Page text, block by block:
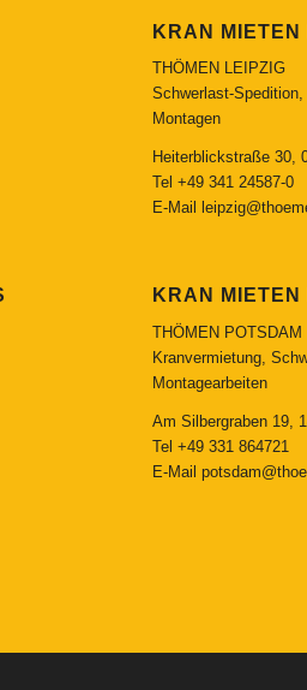
KRAN MIETEN
THÖMEN LEIPZIG
Schwerlast-
Montagen
Heiterblickstraße 30,
Tel +49 341 24587-0
E-Mail
KRAN
THÖMEN POTSDAM
Kranvermietung,
Montagearbeiten
Am Silbergraben 19,
Tel +49 331 864721
E-Mail